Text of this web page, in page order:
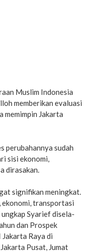
Muslim Indonesia
memberikan evaluasi
memimpin Jakarta
perubahannya sudah
sisi ekonomi,
dirasakan.
signifikan meningkat.
ekonomi, transportasi
Syarief disela-
dan Prospek
Raya di
Pusat, Jumat